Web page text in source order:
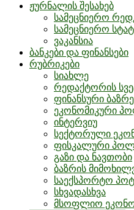
ჟურნალის შესახებ
სამეცნიერო
სამეცნიერო
ვაკანსია
ბანკები და ფინანსები
რუბრიკები
სიახლე
რედაქტორის
ფინანსური
ეკონომიკური
ინტერვიუ
სექტორული
ფისკალური
გაზი და ნავთობი
ბაზრის
საექსპორტო
სხვადასხვა
მსოფლიო